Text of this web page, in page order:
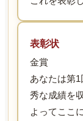
表彰状
金賞
あなたは第
秀な成績を
よってここ